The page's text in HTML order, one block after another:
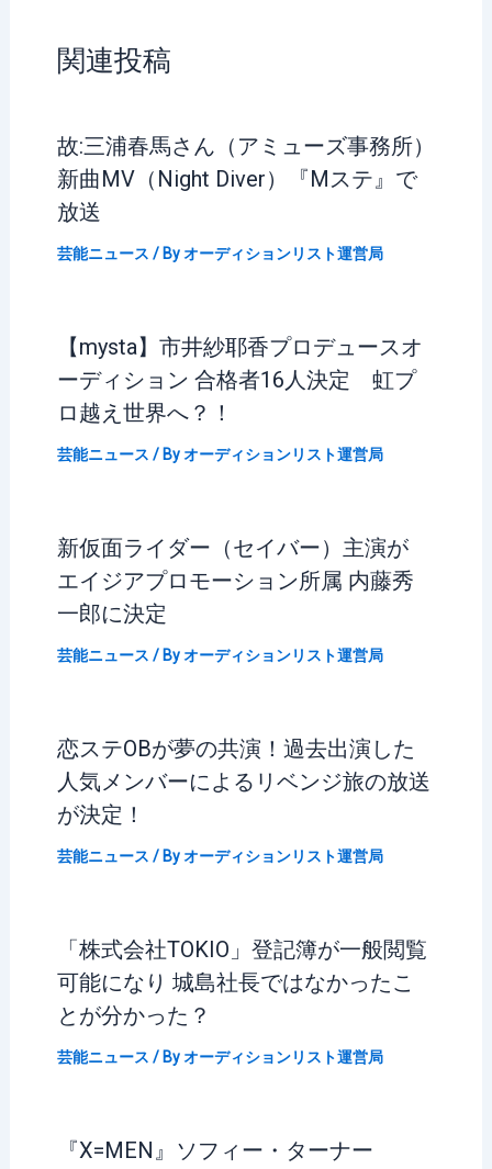
関連投稿
故:三浦春馬さん（アミューズ事務所）
新曲MV（Night Diver）『Mステ』で
放送
芸能ニュース / Byオーディションリスト運営局
【mysta】市井紗耶香プロデュースオ
ーディション 合格者16人決定 虹プ
ロ越え世界へ？！
芸能ニュース / Byオーディションリスト運営局
新仮面ライダー（セイバー）主演が
エイジアプロモーション所属 内藤秀
一郎に決定
芸能ニュース / Byオーディションリスト運営局
恋ステOBが夢の共演！過去出演した
人気メンバーによるリベンジ旅の放送
が決定！
芸能ニュース / Byオーディションリスト運営局
「株式会社TOKIO」登記簿が一般閲覧
可能になり 城島社長ではなかったこ
とが分かった？
芸能ニュース / Byオーディションリスト運営局
『X=MEN』ソフィー・ターナー